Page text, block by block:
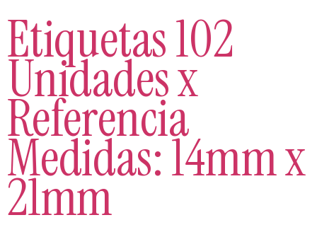
Etiquetas 102
Unidades x
Referencia
Medidas: 14mm x
21mm